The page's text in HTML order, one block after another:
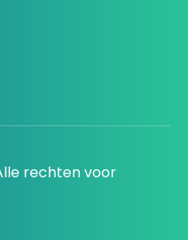
rechten voor